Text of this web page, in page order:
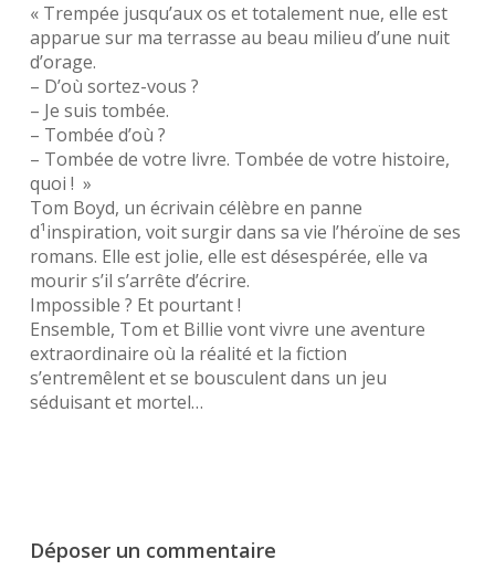
« Trempée jusqu’aux os et totalement nue, elle est
apparue sur ma terrasse au beau milieu d’une nuit
d’orage.
– D’où sortez-vous ?
– Je suis tombée.
– Tombée d’où ?
– Tombée de votre livre. Tombée de votre histoire,
quoi ! »
Tom Boyd, un écrivain célèbre en panne
d¹inspiration, voit surgir dans sa vie l’héroïne de ses
romans. Elle est jolie, elle est désespérée, elle va
mourir s’il s’arrête d’écrire.
Impossible ? Et pourtant !
Ensemble, Tom et Billie vont vivre une aventure
extraordinaire où la réalité et la fiction
s’entremêlent et se bousculent dans un jeu
séduisant et mortel…
Déposer un commentaire